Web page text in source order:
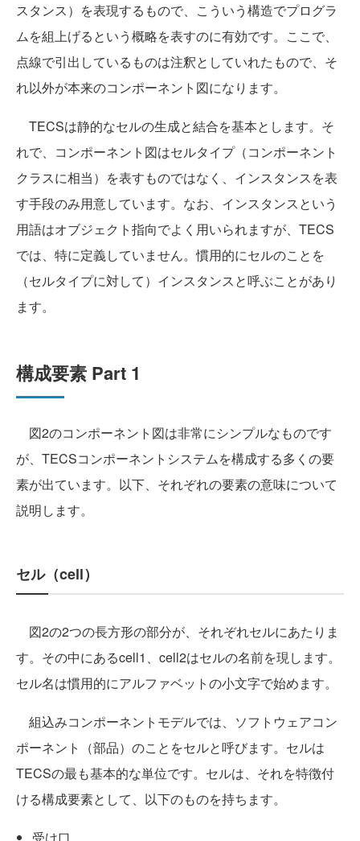
スタンス）を表現するもので、こういう構造でプログラ
ムを組上げるという概略を表すのに有効です。ここで、
点線で引出しているものは注釈としていれたもので、そ
れ以外が本来のコンポーネント図になります。
TECSは静的なセルの生成と結合を基本とします。そ
れで、コンポーネント図はセルタイプ（コンポーネント
クラスに相当）を表すものではなく、インスタンスを表
す手段のみ用意しています。なお、インスタンスという
用語はオブジェクト指向でよく用いられますが、TECS
では、特に定義していません。慣用的にセルのことを
（セルタイプに対して）インスタンスと呼ぶことがあり
ます。
構成要素 Part 1
図2のコンポーネント図は非常にシンプルなものです
が、TECSコンポーネントシステムを構成する多くの要
素が出ています。以下、それぞれの要素の意味について
説明します。
セル（cell）
図2の2つの長方形の部分が、それぞれセルにあたりま
す。その中にあるcell1、cell2はセルの名前を現します。
セル名は慣用的にアルファベットの小文字で始めます。
組込みコンポーネントモデルでは、ソフトウェアコン
ポーネント（部品）のことをセルと呼びます。セルは
TECSの最も基本的な単位です。セルは、それを特徴付
ける構成要素として、以下のものを持ちます。